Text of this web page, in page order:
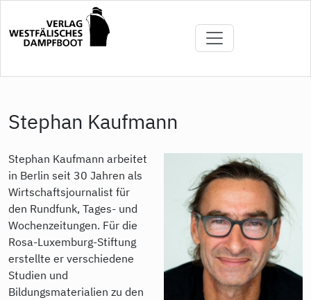
Inhalt
Stephan Kaufmann
Stephan Kaufmann arbeitet
in Berlin seit 30 Jahren als
Wirtschaftsjournalist für
den Rundfunk, Tages- und
Wochenzeitungen. Für die
Rosa-Luxemburg-Stiftung
erstellte er verschiedene
Studien und
Bildungsmaterialien zu den